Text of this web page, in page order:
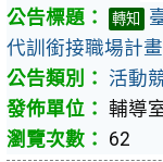
轉知
代訓銜接職場計畫
活動
輔導
62